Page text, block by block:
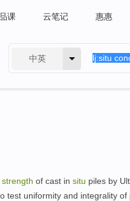
课 云笔记 惠惠
中英
strength of cast in situ piles by
test uniformity and integrality of